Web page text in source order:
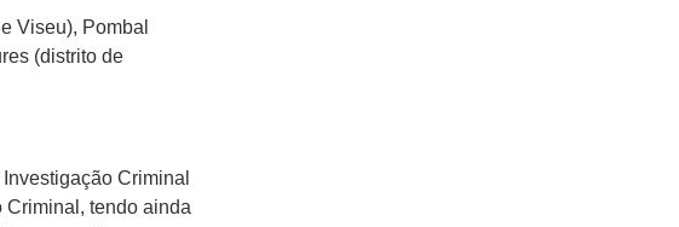
Viseu), Pombal
(distrito de
Criminal
Criminal, tendo ainda